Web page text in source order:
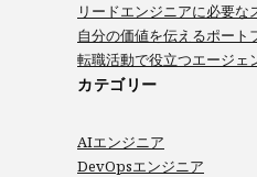
リードエンジニアに必要な
自分の価値を伝えるポート
転職活動で役立つエージェ
カテゴリー
AIエンジニア
DevOpsエンジニア